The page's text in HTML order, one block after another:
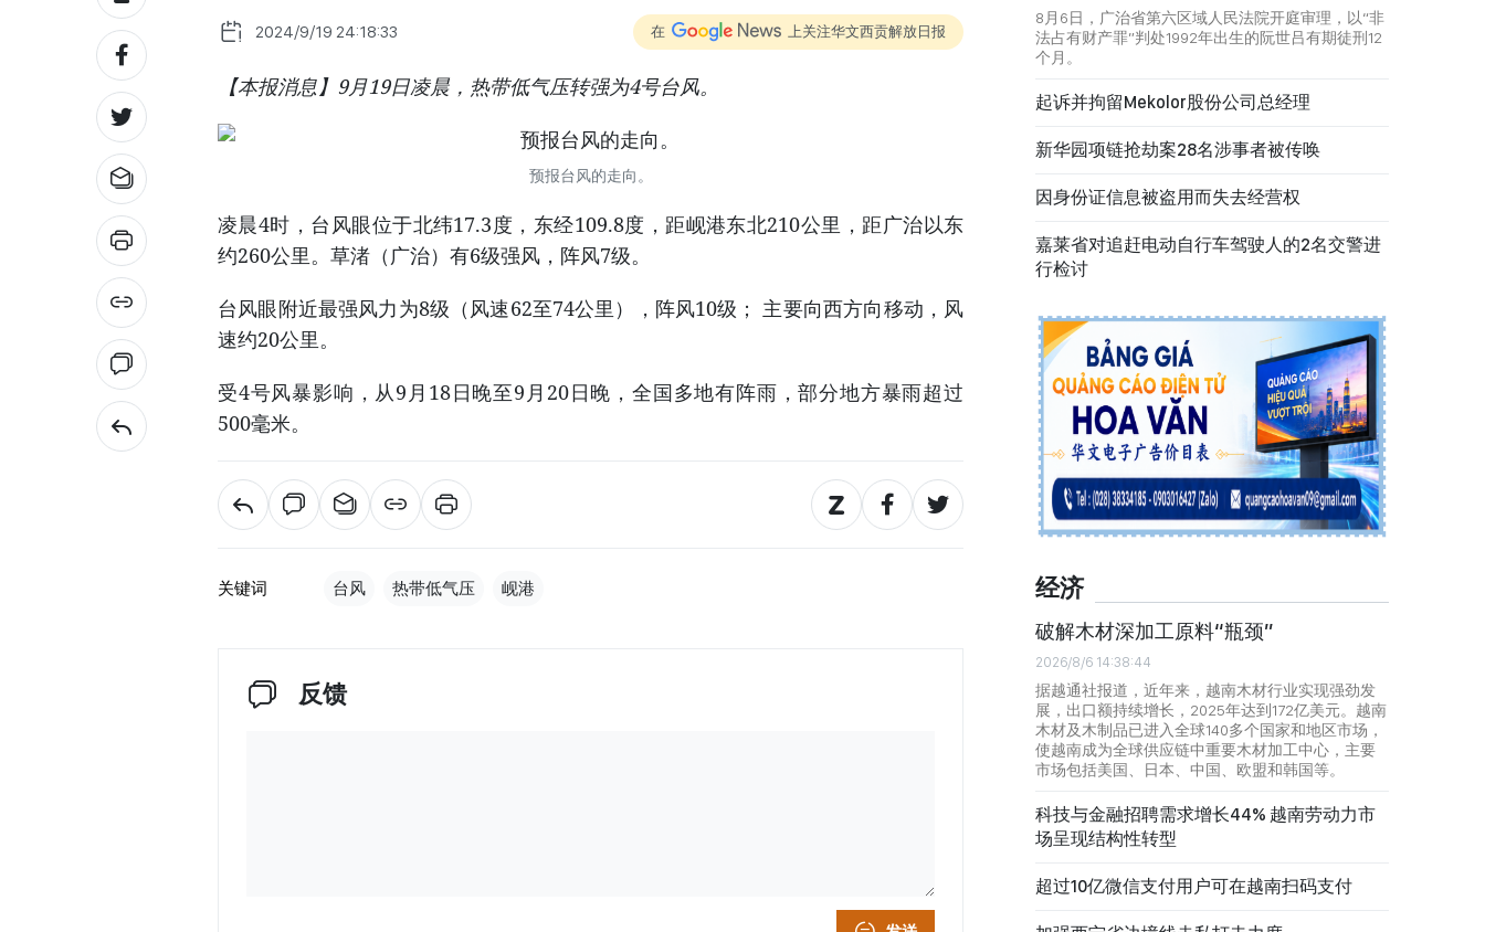
2024/9/19 24:18:33 在 上关注华文西贡解放日报
【本报消息】9月19日凌晨，热带低气压转强为4号台风。
预报台风的走向。
凌晨4时，台风眼位于北纬17.3度，东经109.8度，距岘港东北210公里，距广治以东
约260公里。草渚（广治）有6级强风，阵风7级。
台风眼附近最强风力为8级（风速62至74公里），阵风10级； 主要向西方向移动，风
速约20公里。
受4号风暴影响，从9月18日晚至9月20日晚，全国多地有阵雨，部分地方暴雨超过
500毫米。
关键词 台风 热带低气压 岘港
反馈
8月6日，广治省第六区域人民法院开庭审理，以“非
法占有财产罪”判处1992年出生的阮世吕有期徒刑12
个月。
起诉并拘留Mekolor股份公司总经理
新华园项链抢劫案28名涉事者被传唤
因身份证信息被盗用而失去经营权
嘉莱省对追赶电动自行车驾驶人的2名交警进
行检讨
经济
破解木材深加工原料“瓶颈”
2026/8/6 14:38:44
据越通社报道，近年来，越南木材行业实现强劲发
展，出口额持续增长，2025年达到172亿美元。越南
木材及木制品已进入全球140多个国家和地区市场，
使越南成为全球供应链中重要木材加工中心，主要
市场包括美国、日本、中国、欧盟和韩国等。
科技与金融招聘需求增长44% 越南劳动力市
场呈现结构性转型
超过10亿微信支付用户可在越南扫码支付